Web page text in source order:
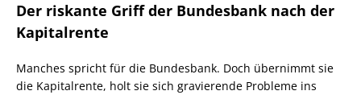
Der riskante Griff der Bundesbank nach der
Kapitalrente
Manches spricht für die Bundesbank. Doch übernimmt sie
die Kapitalrente, holt sie sich gravierende Probleme ins